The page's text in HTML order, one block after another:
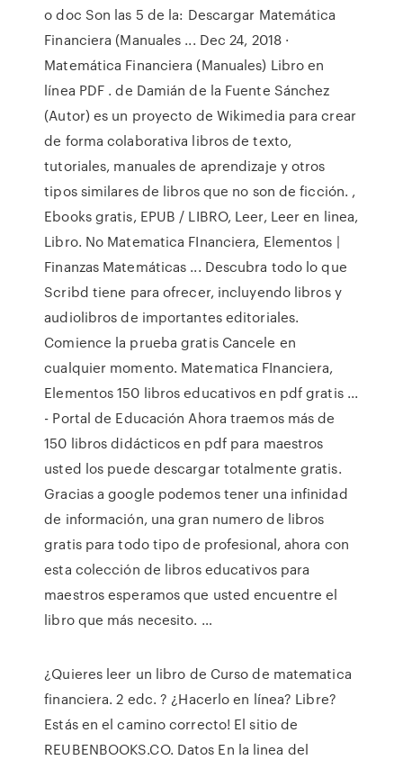
o doc Son las 5 de la: Descargar Matemática
Financiera (Manuales ... Dec 24, 2018 ·
Matemática Financiera (Manuales) Libro en
línea PDF . de Damián de la Fuente Sánchez
(Autor) es un proyecto de Wikimedia para crear
de forma colaborativa libros de texto,
tutoriales, manuales de aprendizaje y otros
tipos similares de libros que no son de ficción. ,
Ebooks gratis, EPUB / LIBRO, Leer, Leer en linea,
Libro. No Matematica FInanciera, Elementos |
Finanzas Matemáticas ... Descubra todo lo que
Scribd tiene para ofrecer, incluyendo libros y
audiolibros de importantes editoriales.
Comience la prueba gratis Cancele en
cualquier momento. Matematica FInanciera,
Elementos 150 libros educativos en pdf gratis ...
- Portal de Educación Ahora traemos más de
150 libros didácticos en pdf para maestros
usted los puede descargar totalmente gratis.
Gracias a google podemos tener una infinidad
de información, una gran numero de libros
gratis para todo tipo de profesional, ahora con
esta colección de libros educativos para
maestros esperamos que usted encuentre el
libro que más necesito. …
¿Quieres leer un libro de Curso de matematica
financiera. 2 edc. ? ¿Hacerlo en línea? Libre?
Estás en el camino correcto! El sitio de
REUBENBOOKS.CO. Datos En la linea del